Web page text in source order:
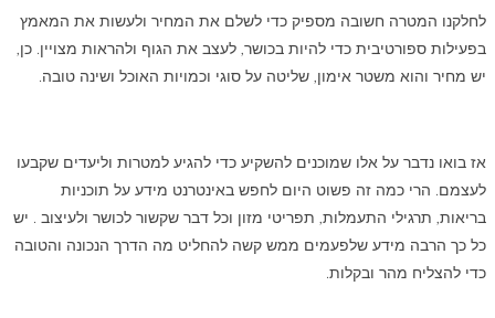
לחלקנו המטרה חשובה מספיק כדי לשלם את המחיר ולעשות את המאמץ
בפעילות ספורטיבית כדי להיות בכושר, לעצב את הגוף ולהראות מצויין. כן,
יש מחיר והוא משטר אימון, שליטה על סוגי וכמויות האוכל ושינה טובה.
אז בואו נדבר על אלו שמוכנים להשקיע כדי להגיע למטרות וליעדים שקבעו
לעצמם. הרי כמה זה פשוט היום לחפש באינטרנט מידע על תוכניות
בריאות, תרגילי התעמלות, תפריטי מזון וכל דבר שקשור לכושר ולעיצוב . יש
כל כך הרבה מידע שלפעמים ממש קשה להחליט מה הדרך הנכונה והטובה
כדי להצליח מהר ובקלות.